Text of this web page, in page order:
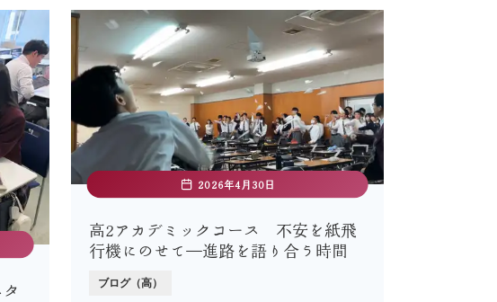
2026年4月30日
高2アカデミックコース 不安を紙飛
行機にのせて―進路を語り合う時間
ブログ（高）